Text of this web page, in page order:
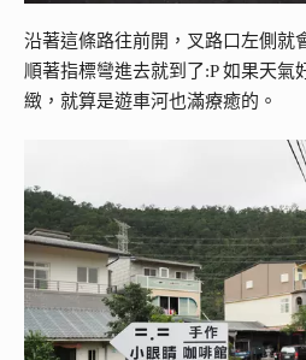
沿著這條路往前開，叉路口左側就
順著指標彎進去就到了:P 如果天氣
緻，就算是遊車河也滿療癒的。